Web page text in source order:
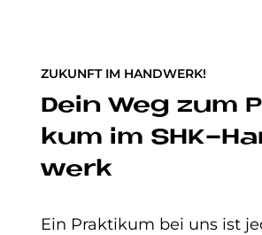
ZUKUNFT IM HANDWERK!
Dein Weg zum
kum im SHK-
werk
Ein Praktikum bei uns ist